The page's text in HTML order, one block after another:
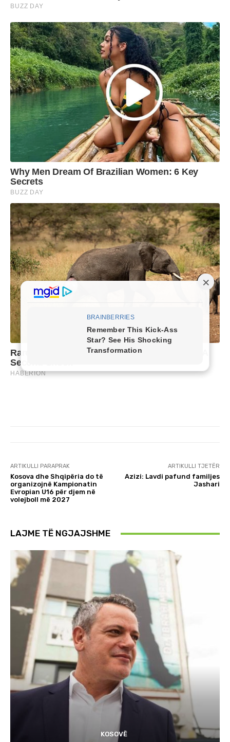
ARTIKULLI PARAPRAK
Kosova dhe Shqipëria do të
organizojnë Kampionatin
Evropian U16 për djem në
volejboll më 2027
ARTIKULLI TJETËR
Azizi: Lavdi pafund familjes
Jashari
LAJME TË NGJAJSHME
KOSOVË